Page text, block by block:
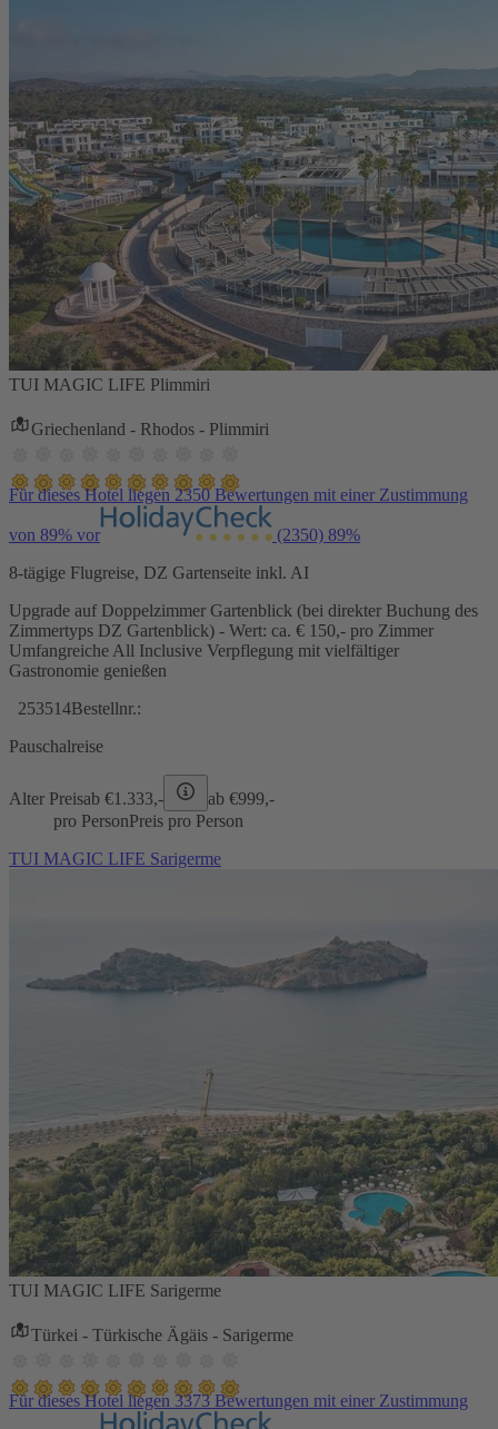
TUI MAGIC LIFE Plimmiri
Griechenland - Rhodos - Plimmiri
Für dieses Hotel liegen 2350 Bewertungen mit einer Zustimmung
von 89% vor (2350) 89%
8-tägige Flugreise, DZ Gartenseite inkl. AI
Upgrade auf Doppelzimmer Gartenblick (bei direkter Buchung des
Zimmertyps DZ Gartenblick) - Wert: ca. € 150,- pro Zimmer
Umfangreiche All Inclusive Verpflegung mit vielfältiger
Gastronomie genießen
253514Bestellnr.:
Pauschalreise
Alter Preisab €1.333,- ab €999,-
pro PersonPreis pro Person
TUI MAGIC LIFE Sarigerme
TUI MAGIC LIFE Sarigerme
Türkei - Türkische Ägäis - Sarigerme
Für dieses Hotel liegen 3373 Bewertungen mit einer Zustimmung